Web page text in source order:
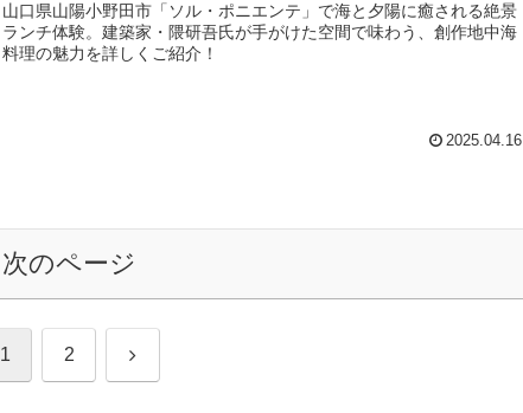
山口県山陽小野田市「ソル・ポニエンテ」で海と夕陽に癒される絶景
ランチ体験。建築家・隈研吾氏が手がけた空間で味わう、創作地中海
料理の魅力を詳しくご紹介！
2025.04.16
次のページ
1 2 次